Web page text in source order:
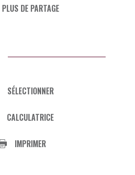
PLUS DE PARTAGE
SÉLECTIONNER
CALCULATRICE
IMPRIMER